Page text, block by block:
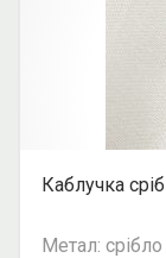
Каблучка
Метал: